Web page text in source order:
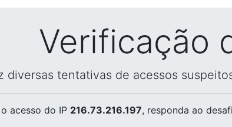
Verificação
diversas tentativas de acessos
acesso do IP 216.73.216.197, responda ao